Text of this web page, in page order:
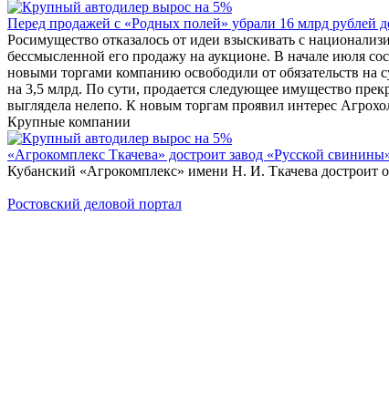
Перед продажей с «Родных полей» убрали 16 млрд рублей
Росимущество отказалось от идеи взыскивать с
бессмысленной его продажу на аукционе. В начале июля
новыми торгами компанию освободили от обязательств
на 3,5 млрд. По сути, продается следующее имущество
выглядела нелепо. К новым торгам проявил интерес
Крупные компании
«Агрокомплекс Ткачева» достроит завод «Русской
Кубанский «Агрокомплекс» имени Н. И. Ткачева достроит
Ростовский деловой портал